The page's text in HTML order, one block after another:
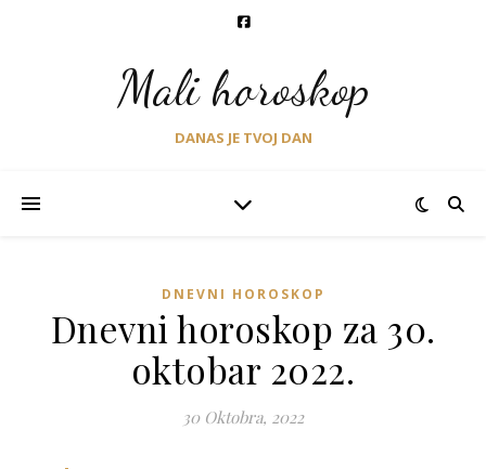
Mali horoskop
DANAS JE TVOJ DAN
DNEVNI HOROSKOP
Dnevni horoskop za 30.
oktobar 2022.
30 Oktobra, 2022